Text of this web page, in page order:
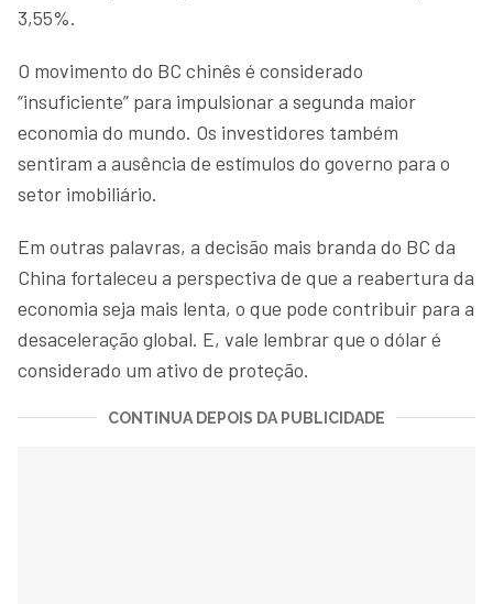
3,55%.
O movimento do BC chinês é considerado
“insuficiente” para impulsionar a segunda maior
economia do mundo. Os investidores também
sentiram a ausência de estímulos do governo para o
setor imobiliário.
Em outras palavras, a decisão mais branda do BC da
China fortaleceu a perspectiva de que a reabertura da
economia seja mais lenta, o que pode contribuir para a
desaceleração global. E, vale lembrar que o dólar é
considerado um ativo de proteção.
CONTINUA DEPOIS DA PUBLICIDADE